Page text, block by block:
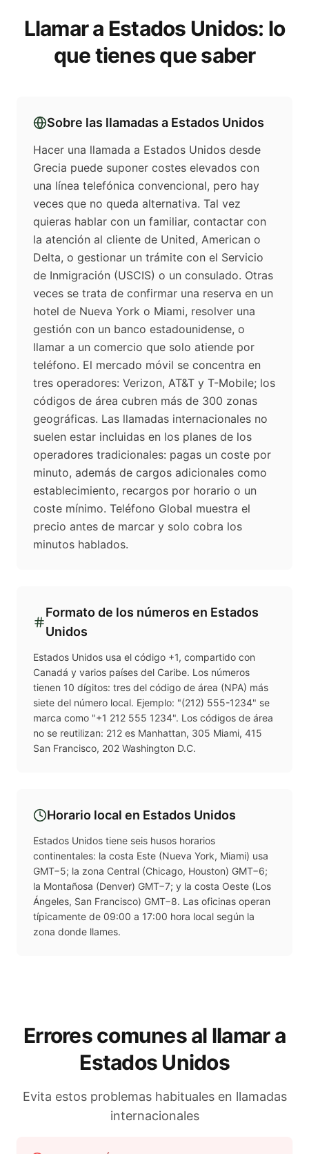
Llamar a Estados Unidos: lo
que tienes que saber
Sobre las llamadas a Estados Unidos
Hacer una llamada a Estados Unidos desde
Grecia puede suponer costes elevados con
una línea telefónica convencional, pero hay
veces que no queda alternativa. Tal vez
quieras hablar con un familiar, contactar con
la atención al cliente de United, American o
Delta, o gestionar un trámite con el Servicio
de Inmigración (USCIS) o un consulado. Otras
veces se trata de confirmar una reserva en un
hotel de Nueva York o Miami, resolver una
gestión con un banco estadounidense, o
llamar a un comercio que solo atiende por
teléfono. El mercado móvil se concentra en
tres operadores: Verizon, AT&T y T-Mobile; los
códigos de área cubren más de 300 zonas
geográficas. Las llamadas internacionales no
suelen estar incluidas en los planes de los
operadores tradicionales: pagas un coste por
minuto, además de cargos adicionales como
establecimiento, recargos por horario o un
coste mínimo. Teléfono Global muestra el
precio antes de marcar y solo cobra los
minutos hablados.
Formato de los números en Estados
Unidos
Estados Unidos usa el código +1, compartido con
Canadá y varios países del Caribe. Los números
tienen 10 dígitos: tres del código de área (NPA) más
siete del número local. Ejemplo: "(212) 555-1234" se
marca como "+1 212 555 1234". Los códigos de área
no se reutilizan: 212 es Manhattan, 305 Miami, 415
San Francisco, 202 Washington D.C.
Horario local en Estados Unidos
Estados Unidos tiene seis husos horarios
continentales: la costa Este (Nueva York, Miami) usa
GMT−5; la zona Central (Chicago, Houston) GMT−6;
la Montañosa (Denver) GMT−7; y la costa Oeste (Los
Ángeles, San Francisco) GMT−8. Las oficinas operan
típicamente de 09:00 a 17:00 hora local según la
zona donde llames.
Errores comunes al llamar a
Estados Unidos
Evita estos problemas habituales en llamadas
internacionales